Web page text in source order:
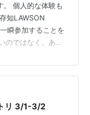
個人的な体験も
知LAWSON
瞬参加することを
のではなく、あく
戦してるし（そし
てること違うや
由はあって。 ソロ
を知ったの
リ 3/1-3/2